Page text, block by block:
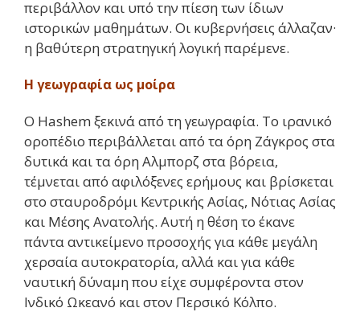
περιβάλλον και υπό την πίεση των ίδιων
ιστορικών μαθημάτων. Οι κυβερνήσεις άλλαζαν·
η βαθύτερη στρατηγική λογική παρέμενε.
Η γεωγραφία ως μοίρα
Ο Hashem ξεκινά από τη γεωγραφία. Το ιρανικό
οροπέδιο περιβάλλεται από τα όρη Ζάγκρος στα
δυτικά και τα όρη Αλμπορζ στα βόρεια,
τέμνεται από αφιλόξενες ερήμους και βρίσκεται
στο σταυροδρόμι Κεντρικής Ασίας, Νότιας Ασίας
και Μέσης Ανατολής. Αυτή η θέση το έκανε
πάντα αντικείμενο προσοχής για κάθε μεγάλη
χερσαία αυτοκρατορία, αλλά και για κάθε
ναυτική δύναμη που είχε συμφέροντα στον
Ινδικό Ωκεανό και στον Περσικό Κόλπο.